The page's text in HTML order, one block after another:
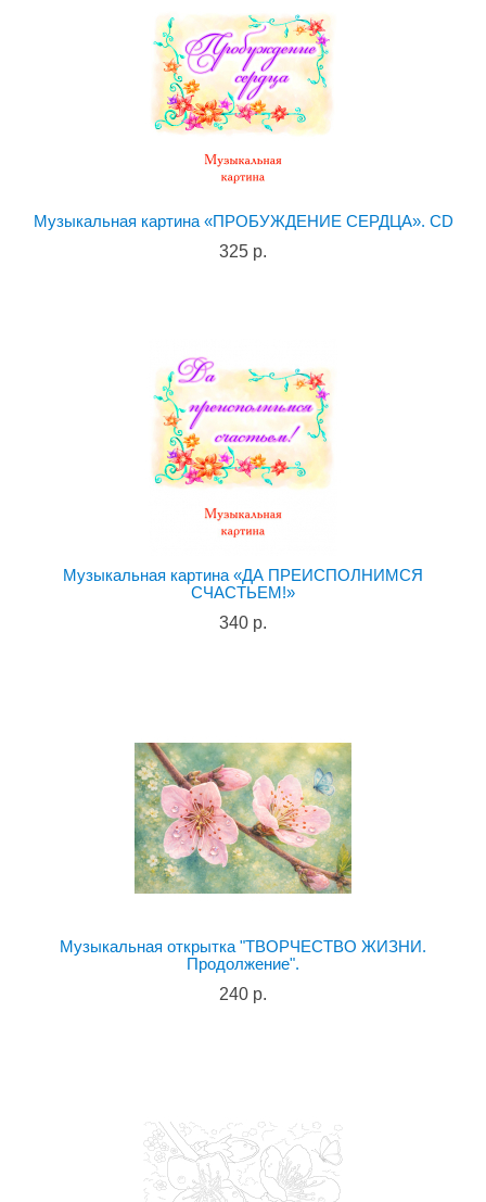
Музыкальная картина «ПРОБУЖДЕНИЕ СЕРДЦА». CD
325 р.
Музыкальная картина «ДА ПРЕИСПОЛНИМСЯ
СЧАСТЬЕМ!»
340 р.
Музыкальная открытка "ТВОРЧЕСТВО ЖИЗНИ.
Продолжение".
240 р.